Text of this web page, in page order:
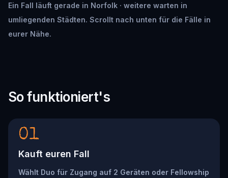
Ein Fall läuft gerade in Norfolk · weitere warten in
umliegenden Städten. Scrollt nach unten für die Fälle in
eurer Nähe.
So funktioniert's
01
Kauft euren Fall
Wählt Duo für Zugang auf 2 Geräten oder Fellowship